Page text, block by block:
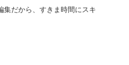
だから、すきま時間にスキ